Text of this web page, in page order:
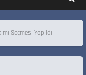
Seçmesi Yapıldı